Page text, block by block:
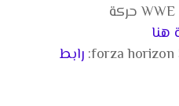
🛠️ حل مشكل WWE 2k22 حركة
هنا
رابط